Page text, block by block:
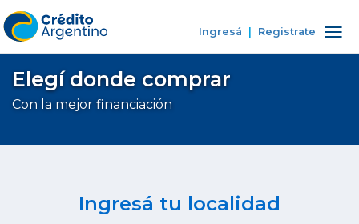
Ingresá Registrate
Elegí donde comprar
Con la mejor financiación
Ingresá tu localidad